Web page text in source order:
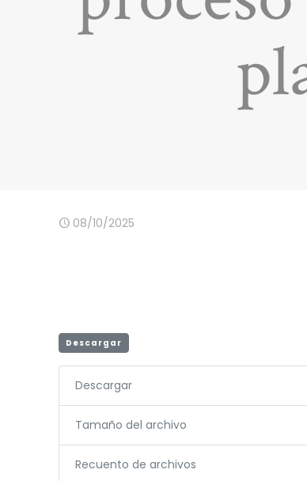
08/10/2025
Descargar
Descargar
Tamaño del archivo
Recuento de archivos